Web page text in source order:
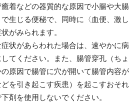
着などの器質的な原因で小腸や大腸
生じる便秘で、同時に〈血便、激し
がみられます。
状があらわれた場合は、速やかに病
てください。また、腸管穿孔（ちょ
原因で腸管に穴が開いて腸管内容が
を引き起こす疾患）を起こすおそれ
剤を使用しないでください。